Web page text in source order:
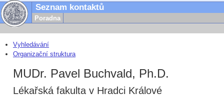
Seznam kontaktů
Poradna
Vyhledávání
Organizační struktura
MUDr. Pavel Buchvald, Ph.D.
Lékařská fakulta v Hradci Králové